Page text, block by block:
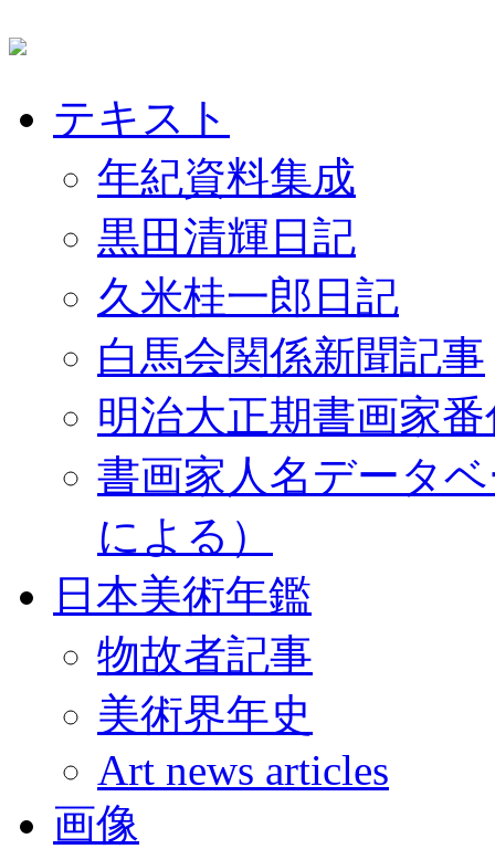
テキスト
年紀資料集成
黒田清輝日記
久米桂一郎日記
白馬会関係新聞記事
明治大正期書画家
書画家人名データ
による）
日本美術年鑑
物故者記事
美術界年史
Art news articles
画像